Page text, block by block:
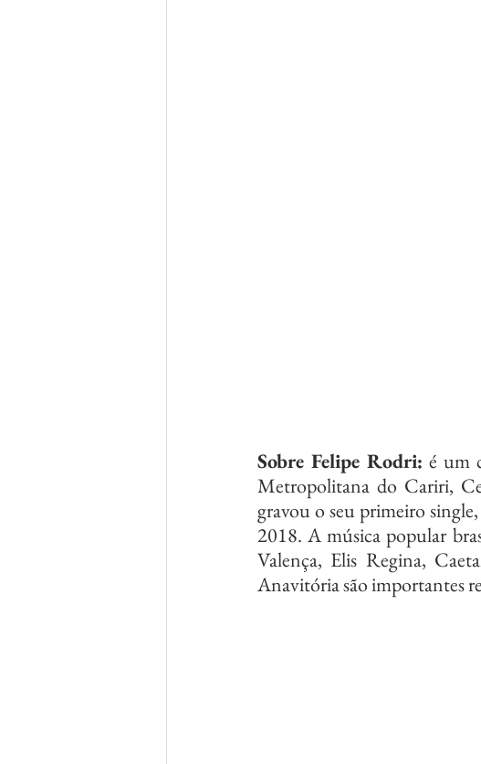
Sobre Felipe Rodri: é um
Metropolitana do Cariri,
gravou o seu primeiro single,
2018. A música popular
Valença, Elis Regina,
Anavitória são importantes